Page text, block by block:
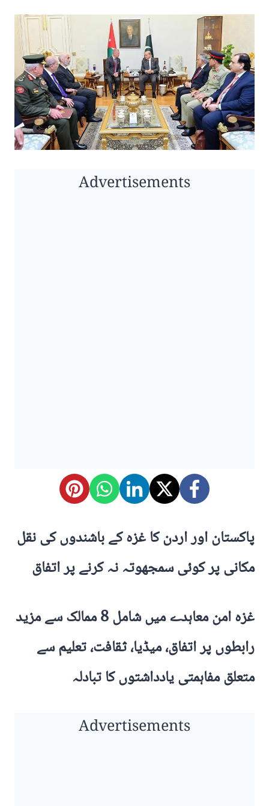
Advertisements
پاکستان اور اردن کا غزہ کے باشندوں کی نقل
مکانی پر کوئی سمجھوتہ نہ کرنے پر اتفاق
غزہ امن معاہدے میں شامل 8 ممالک سے مزید
رابطوں پر اتفاق، میڈیا، ثقافت، تعلیم سے
متعلق مفاہمتی یادداشتوں کا تبادلہ
Advertisements